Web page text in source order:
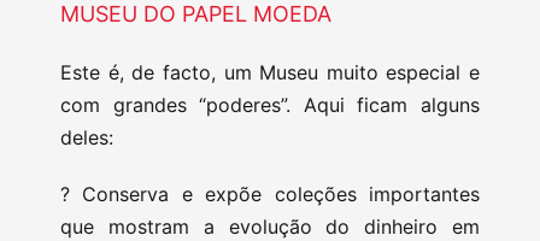
MUSEU DO PAPEL MOEDA
Este é, de facto, um Museu muito especial e
com grandes “poderes”. Aqui ficam alguns
deles:
?️ Conserva e expõe coleções importantes
que mostram a evolução do dinheiro em